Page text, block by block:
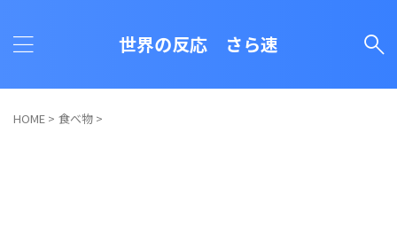
世界の反応 さら速
HOME > 食べ物 >